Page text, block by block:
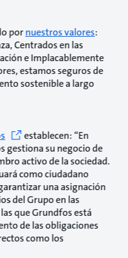
pornuestros valores:
Centrados en las
e Implacablemente
estamos seguros de
sostenible a largo
establecen: “En
gestiona su negocio de
activo de la sociedad.
como ciudadano
una asignación
del Grupo en las
que Grundfos está
de las obligaciones
como los